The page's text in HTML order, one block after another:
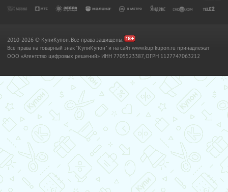
2010-2026 © КупиКупон. Все права защищены.
Все права на товарный знак "КупиКупон" и на сайт www.kupikupon.ru принадлежат
OOO «Агентство цифровых решений» ИНН 7705523387, ОГРН 1127747063212